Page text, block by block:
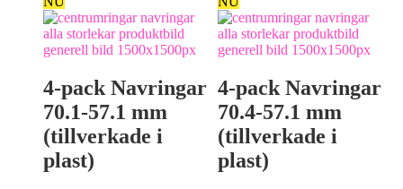
4-pack Navringar
70.1-57.1 mm
(tillverkade i
plast)
4-pack Navringar
70.4-57.1 mm
(tillverkade i
plast)